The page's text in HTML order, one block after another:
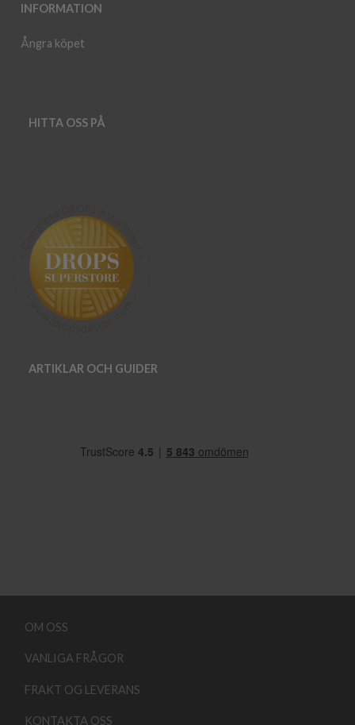
INFORMATION
Ångra köpet
HITTA OSS PÅ
ARTIKLAR OCH GUIDER
OM OSS
VANLIGA FRÅGOR
FRAKT OG LEVERANS
KONTAKTA OSS